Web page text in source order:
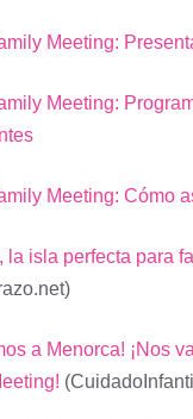
Meeting:
Meeting:
Meeting: Cómo
la isla perfecta para
a Menorca! ¡Nos